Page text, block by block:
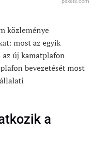
közleménye
most az egyik
az új kamatplafon
bevezetését most
a